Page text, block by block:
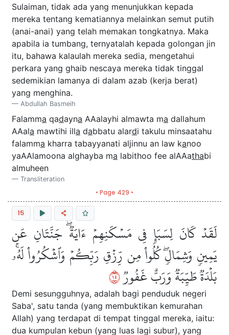
Sulaiman, tidak ada yang menunjukkan kepada
mereka tentang kematiannya melainkan semut putih
(anai-anai) yang telah memakan tongkatnya. Maka
apabila ia tumbang, ternyatalah kepada golongan jin
itu, bahawa kalaulah mereka sedia, mengetahui
perkara yang ghaib nescaya mereka tidak tinggal
sedemikian lamanya di dalam azab (kerja berat)
yang menghina.
Abdullah Basmeih
Falamma qadayna AAalayhi almawta ma dallahum
AAala mawtihi illa dabbatu alardi takulu minsaatahu
falamma kharra tabayyanati aljinnu an law kanoo
yaAAlamoona alghayba ma labithoo fee alAAathabi
almuheen
Transliteration
• Page 429 •
15
لَقَدۡ كَانَ لِسَبَإٖ فِي مَسۡكَنِهِمۡ ءَايَةٞۖ جَنَّتَانِ عَن
يَمِينٖ وَشِمَالٖۖ كُلُواْ مِن رِّزۡقِ رَبِّكُمۡ وَٱشۡكُرُواْ لَهُۥۚ
بَلۡدَةٞ طَيِّبَةٞ وَرَبٌّ غَفُورٞ٥١
Demi sesungguhnya, adalah bagi penduduk negeri
Saba', satu tanda (yang membuktikan kemurahan
Allah) yang terdapat di tempat tinggal mereka, iaitu:
dua kumpulan kebun (yang luas lagi subur), yang